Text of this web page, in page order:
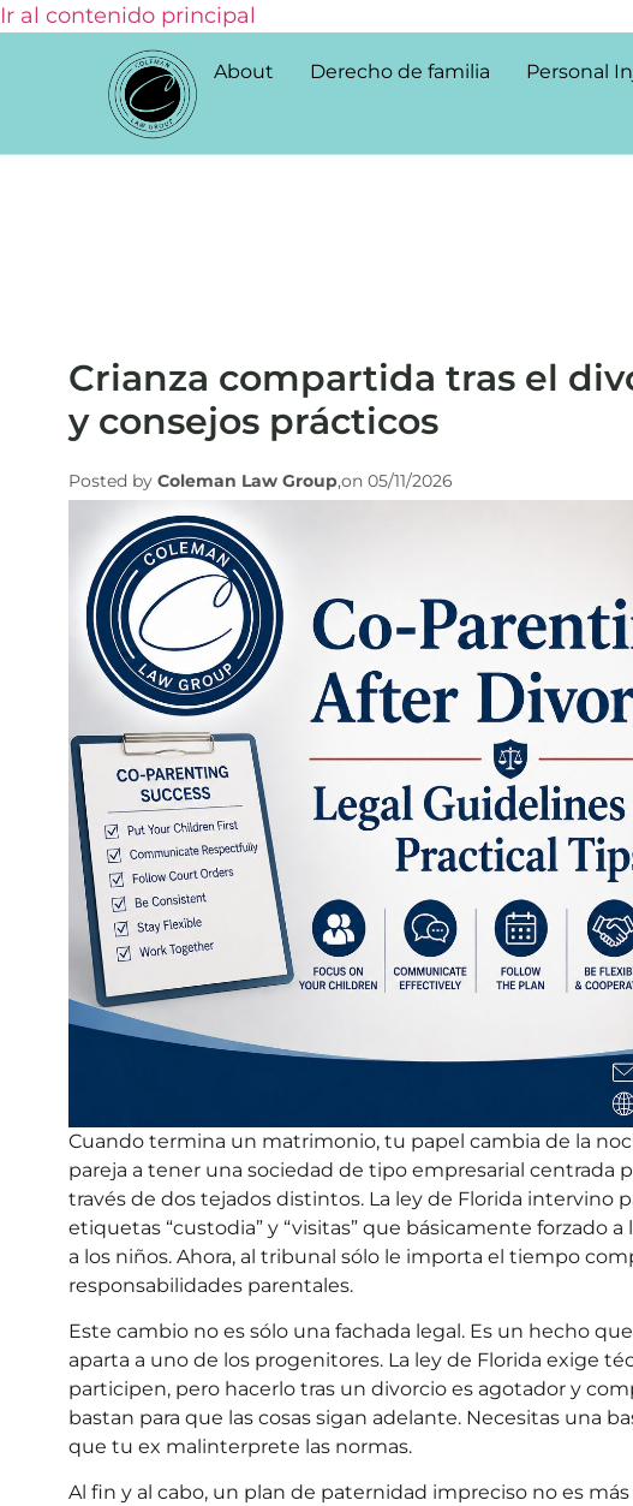
Ir al contenido principal
About Derecho de familia Personal
Crianza compartida tras el
y consejos prácticos
Posted by Coleman Law Group,on 05/11/2026
Cuando termina un matrimonio, tu papel cambia de la
pareja a tener una sociedad de tipo empresarial centrada
través de dos tejados distintos. La ley de Florida intervino
etiquetas “custodia” y “visitas” que básicamente forzado a
a los niños. Ahora, al tribunal sólo le importa el tiempo
responsabilidades parentales.
Este cambio no es sólo una fachada legal. Es un hecho
aparta a uno de los progenitores. La ley de Florida exige
participen, pero hacerlo tras un divorcio es agotador y
bastan para que las cosas sigan adelante. Necesitas una
que tu ex malinterprete las normas.
Al fin y al cabo, un plan de paternidad impreciso no es